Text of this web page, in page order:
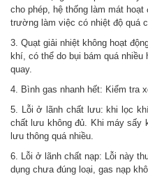
cho phép, hệ thống làm mát hoạt
trường làm việc có nhiệt độ quá
3. Quạt giải nhiệt không hoạt
khí, có thể do bụi bám quá
quay.
4. Bình gas nhanh hết: Kiểm tra
5. Lỗi ở lãnh chất lưu: khi lọc
chất lưu không đủ. Khi máy sấy
lưu thông quá nhiều.
6. Lỗi ở lãnh chất nạp: Lỗi này
dụng chưa đúng loại, gas nạp